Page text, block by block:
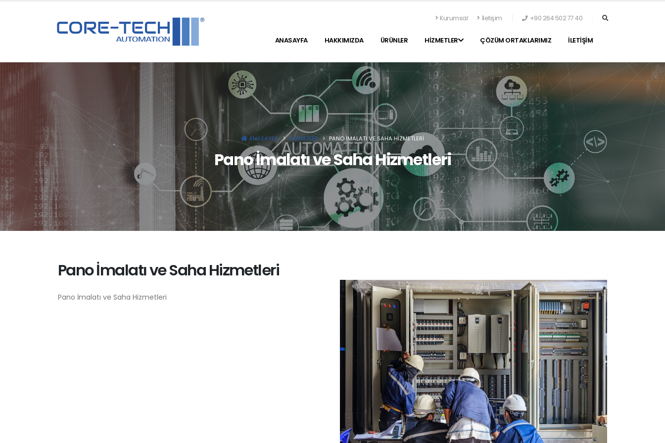
Kurumsal İletişim +90 264 502 77 40
ANASAYFA HAKKIMIZDA ÜRÜNLER HİZMETLER ÇÖZÜM ORTAKLARIMIZ İLETİŞİM
Pano İmalatı ve Saha Hizmetleri
ANASAYFA HIZMETLER PANO İMALATI VE SAHA HIZMETLERI
Pano İmalatı ve Saha Hizmetleri
Pano İmalatı ve Saha Hizmetleri